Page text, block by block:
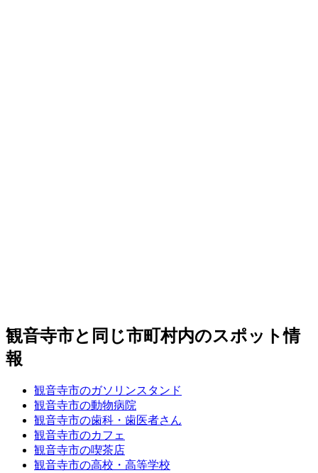
観音寺市と同じ市町村内のスポット情
報
観音寺市のガソリンスタンド
観音寺市の動物病院
観音寺市の歯科・歯医者さん
観音寺市のカフェ
観音寺市の喫茶店
観音寺市の高校・高等学校